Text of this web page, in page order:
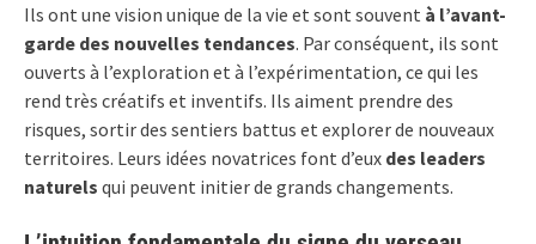
Ils ont une vision unique de la vie et sont souvent à l’avant-
garde des nouvelles tendances. Par conséquent, ils sont
ouverts à l’exploration et à l’expérimentation, ce qui les
rend très créatifs et inventifs. Ils aiment prendre des
risques, sortir des sentiers battus et explorer de nouveaux
territoires. Leurs idées novatrices font d’eux des leaders
naturels qui peuvent initier de grands changements.